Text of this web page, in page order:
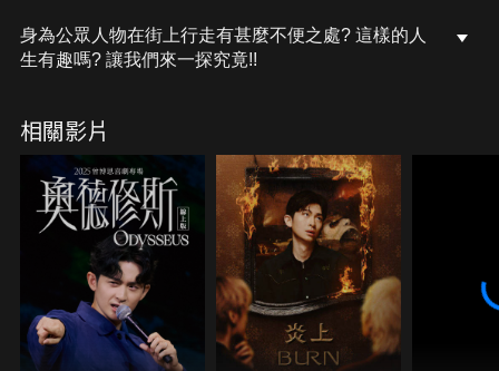
身為公眾人物在街上行走有甚麼不便之處? 這樣的人
生有趣嗎? 讓我們來一探究竟!!
相關影片